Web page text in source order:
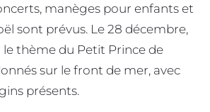
manèges pour enfants et
sont prévus. Le 28 décembre,
le thème du Petit Prince de
sur le front de mer, avec
présents.